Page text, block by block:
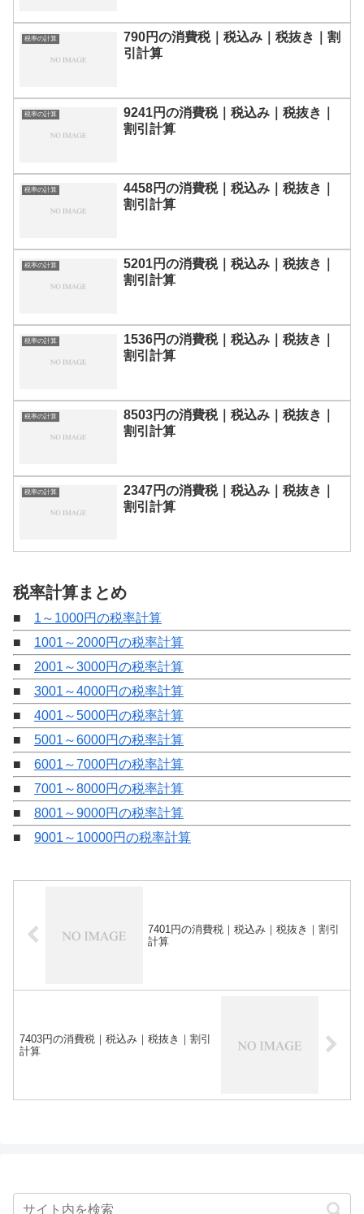
税率の計算
790円の消費税｜税込み｜税抜き｜割
引計算
税率の計算
9241円の消費税｜税込み｜税抜き｜
割引計算
税率の計算
4458円の消費税｜税込み｜税抜き｜
割引計算
税率の計算
5201円の消費税｜税込み｜税抜き｜
割引計算
税率の計算
1536円の消費税｜税込み｜税抜き｜
割引計算
税率の計算
8503円の消費税｜税込み｜税抜き｜
割引計算
税率の計算
2347円の消費税｜税込み｜税抜き｜
割引計算
税率計算まとめ
■ 1～1000円の税率計算
■ 1001～2000円の税率計算
■ 2001～3000円の税率計算
■ 3001～4000円の税率計算
■ 4001～5000円の税率計算
■ 5001～6000円の税率計算
■ 6001～7000円の税率計算
■ 7001～8000円の税率計算
■ 8001～9000円の税率計算
■ 9001～10000円の税率計算
7401円の消費税｜税込み｜税抜き｜割引
計算
7403円の消費税｜税込み｜税抜き｜割引
計算